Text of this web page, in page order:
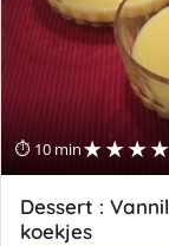
⏱ 10 min
Dessert :
koekjes